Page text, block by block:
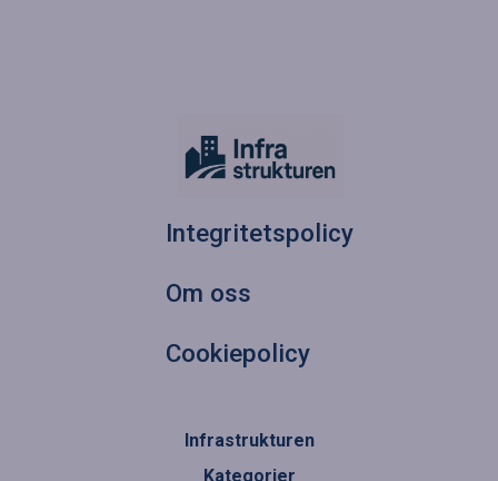
Integritetspolicy
Om oss
Cookiepolicy
Infrastrukturen
Kategorier